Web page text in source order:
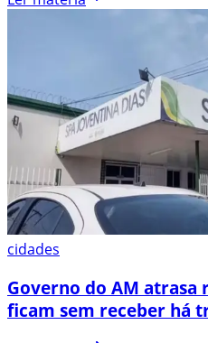
cidades
Governo do AM atrasa
ficam sem receber há